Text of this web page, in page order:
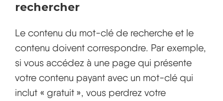
rechercher
Le contenu du mot-clé de recherche et le
contenu doivent correspondre. Par exemple,
si vous accédez à une page qui présente
votre contenu payant avec un mot-clé qui
inclut « gratuit », vous perdrez votre